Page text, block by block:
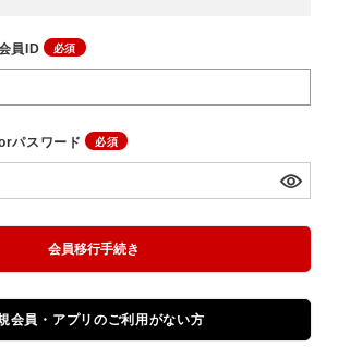
格
この条件で絞り込む
員ID
パスワード
会員移行手続き
会員・アプリのご利用がない方